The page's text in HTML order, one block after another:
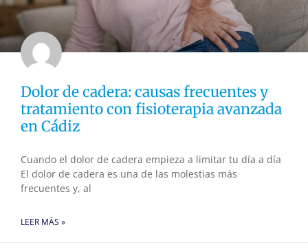
Dolor de cadera: causas frecuentes y
tratamiento con fisioterapia avanzada
en Cádiz
Cuando el dolor de cadera empieza a limitar tu día a día
El dolor de cadera es una de las molestias más
frecuentes y, al
LEER MÁS »